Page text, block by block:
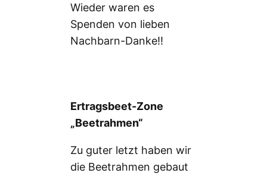
Wieder waren es
Spenden von lieben
Nachbarn-Danke!!
Ertragsbeet-Zone
„Beetrahmen“
Zu guter letzt haben wir
die Beetrahmen gebaut